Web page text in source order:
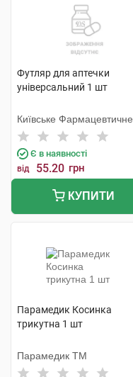
Футляр для аптечки
універсальний 1 шт
Київське Фармацевтичне
Товариство ТОВ (Україна)
Є в наявності
від 55.20 грн
КУПИТИ
Парамедик Косинка
трикутна 1 шт
Парамедик ТМ